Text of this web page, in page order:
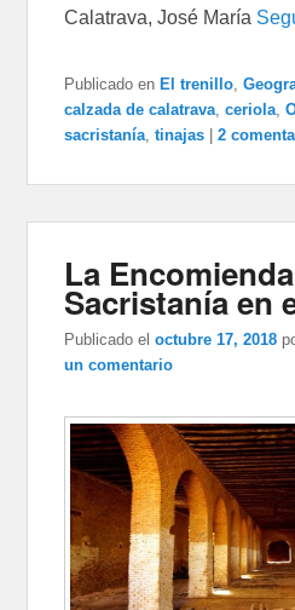
Calatrava, José María
Publicado en El trenillo,
calzada de calatrava,ceriola,
sacristanía,tinajas |2
La
Sacristanía en
Publicado el octubre 17, 2018
un comentario